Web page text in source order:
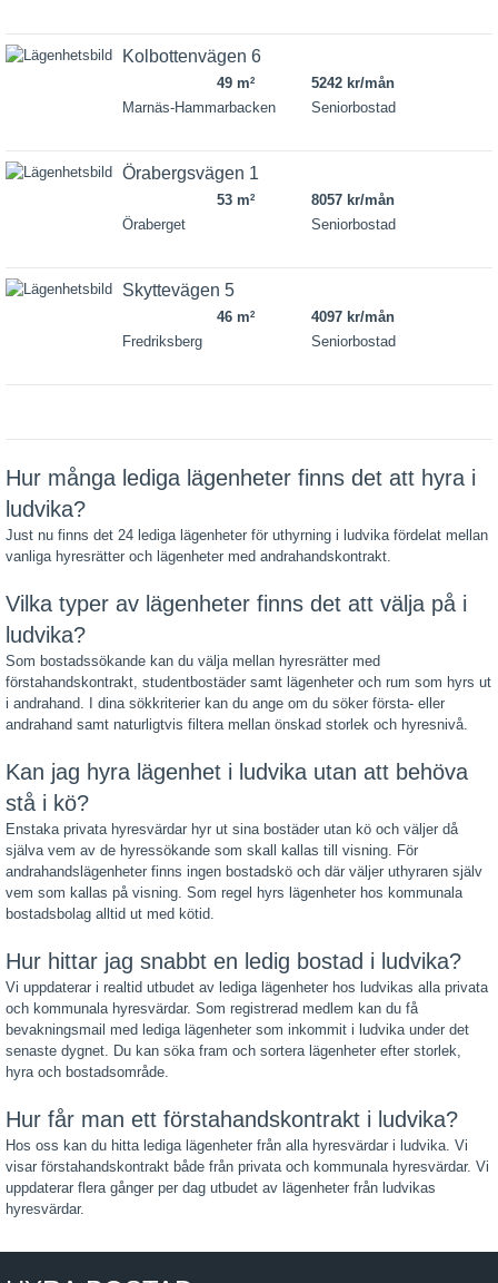
Kolbottenvägen 6
49 m2
5242 kr/mån
Marnäs-Hammarbacken
Seniorbostad
Örabergsvägen 1
53 m2
8057 kr/mån
Öraberget
Seniorbostad
Skyttevägen 5
46 m2
4097 kr/mån
Fredriksberg
Seniorbostad
Hur många lediga lägenheter finns det att hyra i
ludvika?
Just nu finns det 24 lediga lägenheter för uthyrning i ludvika fördelat mellan
vanliga hyresrätter och lägenheter med andrahandskontrakt.
Vilka typer av lägenheter finns det att välja på i
ludvika?
Som bostadssökande kan du välja mellan hyresrätter med
förstahandskontrakt, studentbostäder samt lägenheter och rum som hyrs ut
i andrahand. I dina sökkriterier kan du ange om du söker första- eller
andrahand samt naturligtvis filtera mellan önskad storlek och hyresnivå.
Kan jag hyra lägenhet i ludvika utan att behöva
stå i kö?
Enstaka privata hyresvärdar hyr ut sina bostäder utan kö och väljer då
själva vem av de hyressökande som skall kallas till visning. För
andrahandslägenheter finns ingen bostadskö och där väljer uthyraren själv
vem som kallas på visning. Som regel hyrs lägenheter hos kommunala
bostadsbolag alltid ut med kötid.
Hur hittar jag snabbt en ledig bostad i ludvika?
Vi uppdaterar i realtid utbudet av lediga lägenheter hos ludvikas alla privata
och kommunala hyresvärdar. Som registrerad medlem kan du få
bevakningsmail med lediga lägenheter som inkommit i ludvika under det
senaste dygnet. Du kan söka fram och sortera lägenheter efter storlek,
hyra och bostadsområde.
Hur får man ett förstahandskontrakt i ludvika?
Hos oss kan du hitta lediga lägenheter från alla hyresvärdar i ludvika. Vi
visar förstahandskontrakt både från privata och kommunala hyresvärdar. Vi
uppdaterar flera gånger per dag utbudet av lägenheter från ludvikas
hyresvärdar.